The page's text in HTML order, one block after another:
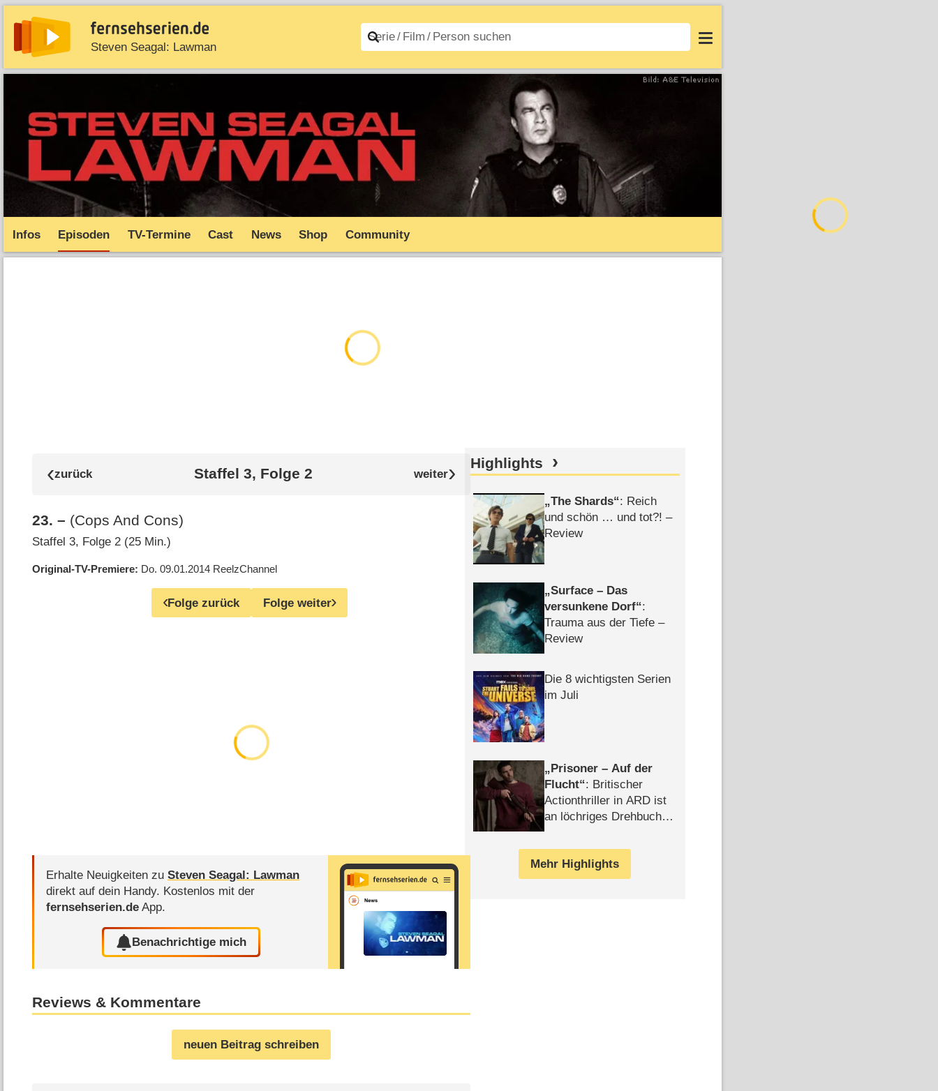
Steven Seagal: Lawman
News Entdecken Streaming TV-Starts Filme A–Z Login
Infos Episoden TV-Termine Cast News Shop Community
Staffel 3, Folge 2
23.– (Cops And Cons)
Staffel 3, Folge 2 (25 Min.)
Original-TV-Premiere Do. 09.01.2014 ReelzChannel
Folge zurück Folge weiter
Erhalte Neuigkeiten zuSteven Seagal: Lawman
direkt auf dein Handy. Kostenlos mit der
fernsehserien.de App.
Benachrichtige mich
Reviews & Kommentare
neuen Beitrag schreiben
Highlights
The Shards : Reich
und schön … und tot?! –
Review
Surface – Das
versunkene Dorf :
Trauma aus der Tiefe –
Review
Die 8 wichtigsten Serien
im Juli
Prisoner – Auf der
Flucht : Britischer
Actionthriller in ARD ist
an löchriges Drehbuch
Mehr Highlights